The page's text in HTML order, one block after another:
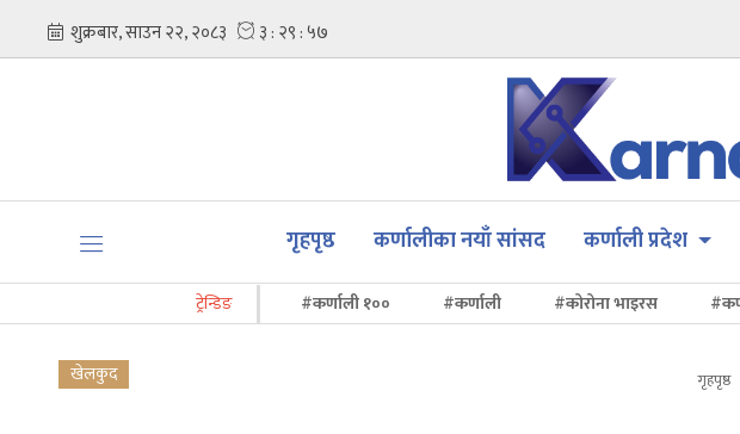
गृहपृष्ठ कर्णालीका नयाँ सांसद कर्णाली प्रदेश
ट्रेन्डिङ #कर्णाली १०० #कर्णाली #कोरोना भाइरस
खेलकुद गृहपृष्ठ